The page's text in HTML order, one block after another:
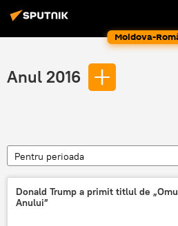
Moldova-
Anul 2016
Pentru perioada
Donald Trump a primit titlul de
Anului”